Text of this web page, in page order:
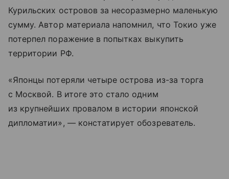
Курильских островов за несоразмерно маленькую
сумму. Автор материала напомнил, что Токио уже
потерпел поражение в попытках выкупить
территории РФ.
«Японцы потеряли четыре острова из-за торга
с Москвой. В итоге это стало одним
из крупнейших провалом в истории японской
дипломатии», — констатирует обозреватель.